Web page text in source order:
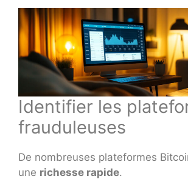
Identifier les
frauduleuses
De nombreuses plateformes
une richesse rapide.